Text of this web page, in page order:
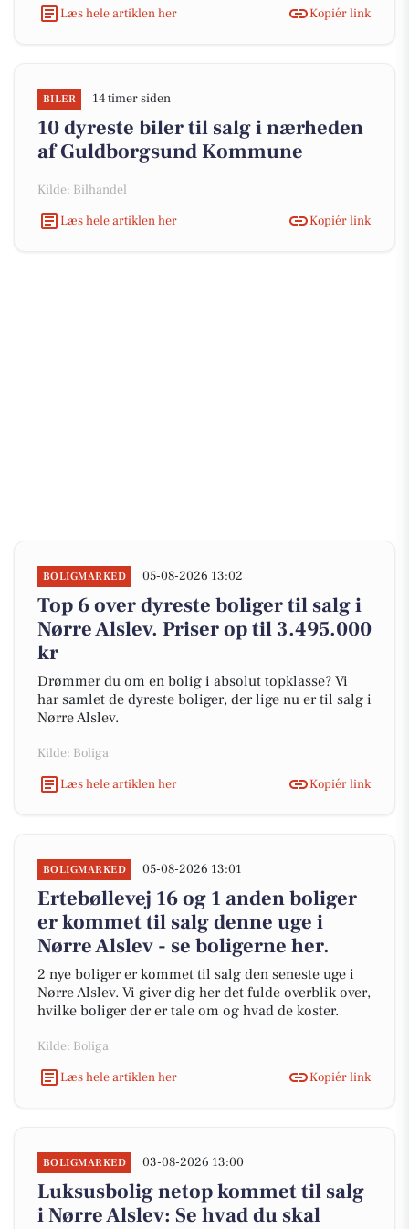
Læs hele artiklen her
Kopiér link
BILER 14 timer siden
10 dyreste biler til salg i nærheden
af Guldborgsund Kommune
Kilde: Bilhandel
Læs hele artiklen her
Kopiér link
BOLIGMARKED 05-08-2026 13:02
Top 6 over dyreste boliger til salg i
Nørre Alslev. Priser op til 3.495.000
kr
Drømmer du om en bolig i absolut topklasse? Vi
har samlet de dyreste boliger, der lige nu er til salg i
Nørre Alslev.
Kilde: Boliga
Læs hele artiklen her
Kopiér link
BOLIGMARKED 05-08-2026 13:01
Ertebøllevej 16 og 1 anden boliger
er kommet til salg denne uge i
Nørre Alslev - se boligerne her.
2 nye boliger er kommet til salg den seneste uge i
Nørre Alslev. Vi giver dig her det fulde overblik over,
hvilke boliger der er tale om og hvad de koster.
Kilde: Boliga
Læs hele artiklen her
Kopiér link
BOLIGMARKED 03-08-2026 13:00
Luksusbolig netop kommet til salg
i Nørre Alslev: Se hvad du skal